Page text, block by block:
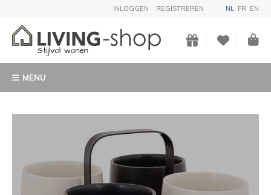
INLOGGEN REGISTREREN NL FR EN
MENU